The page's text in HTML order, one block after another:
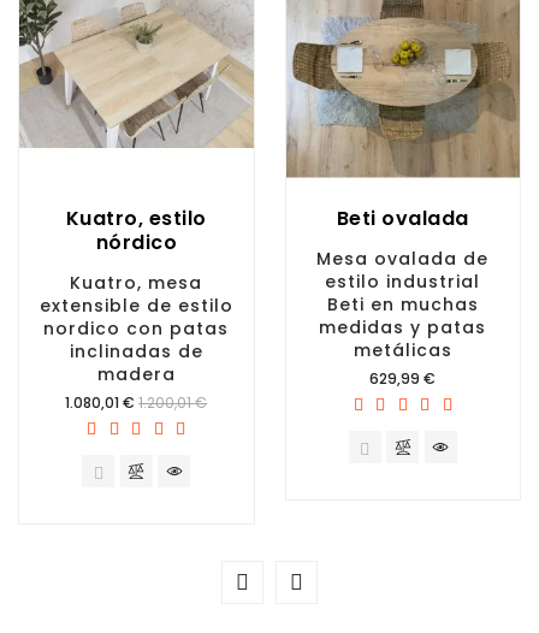
Kuatro, estilo
nórdico
Kuatro, mesa
extensible de estilo
nordico con patas
inclinadas de
madera
Precio
1.080,01 € 1.200,01 €
Beti ovalada
Mesa ovalada de
estilo industrial
Beti en muchas
medidas y patas
metálicas
Precio
629,99 €